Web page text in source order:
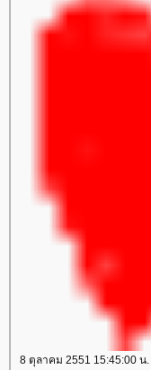
8 ตุลาคม 2551 15:45:00 น.